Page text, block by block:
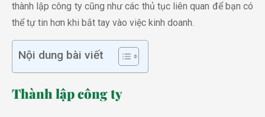
thành lập công ty cũng như các thủ tục liên quan để bạn có
thể tự tin hơn khi bắt tay vào việc kinh doanh.
Nội dung bài viết
Thành lập công ty